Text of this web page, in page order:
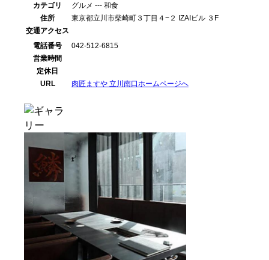
カテゴリ
グルメ --- 和食
住所
東京都立川市柴崎町３丁目４−２ IZAIビル ３F
交通アクセス
電話番号
042-512-6815
営業時間
定休日
URL
肉匠ますや 立川南口ホームページへ